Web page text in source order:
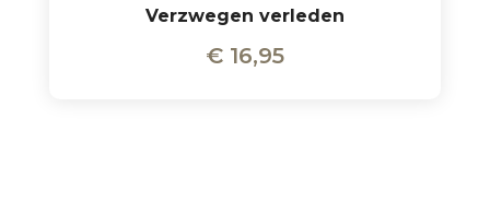
Verzwegen verleden
€16,95